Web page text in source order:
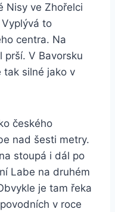
Nisy ve Zhořelci
to
centra. Na
prší. V Bavorsku
tak silné jako v
českého
nad šesti metry.
stoupá i dál po
Labe na druhém
je tam řeka
v roce